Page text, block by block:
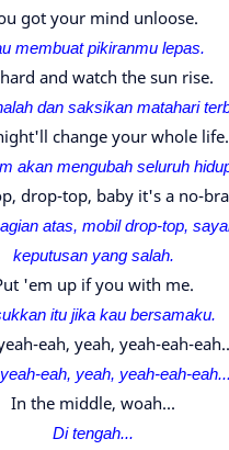
got your mind unloose.
membuat pikiranmu lepas.
and watch the sun rise.
dan saksikan matahari
change your whole life.
akan mengubah seluruh
drop-top, baby it's a no-
atas, mobildrop-top,
keputusan yang salah.
'em up if you with me.
itu jika kau bersamaku.
eah, yeah, yeah-eah-
eah, yeah, yeah-eah-eah...
In the middle, woah...
Di tengah...